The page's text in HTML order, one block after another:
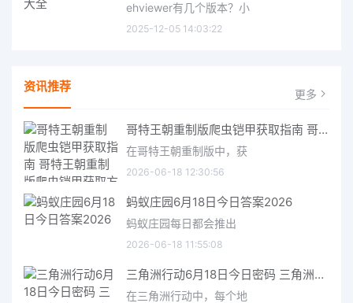
ehviewer有几个版本？小
2025-12-05 14:03:22
资讯推荐 更多
哥特王朝重制版爬虫铠甲获取指南 哥特王朝重制版爬虫铠甲获取方法
在哥特王朝重制版中，获
2026-06-18 12:30:56
蚂蚁庄园6月18日今日答案2026
蚂蚁庄园每日都会推出
2026-06-18 11:55:08
三角洲行动6月18日今日密码 三角洲行动2026年6月18今日摩斯密码分享
在三角洲行动中，每个地